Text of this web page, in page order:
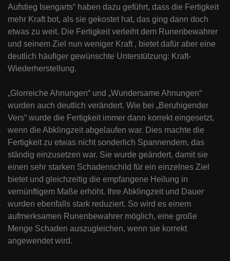
Aufstieg Isengarts“ haben dazu geführt, dass die Fertigkeit
mehr Kraft bot, als sie gekostet hat, das ging dann doch
etwas zu weit. Die Fertigkeit verleiht dem Runenbewahrer
und seinem Ziel nun weniger Kraft , bietet dafür aber eine
deutlich häufiger gewünschte Unterstützung: Kraft-
Wiederherstellung.
„Glorreiche Ahnungen“ und „Wundersame Ahnungen“
wurden auch deutlich verändert. Wie bei „Beruhigender
Vers“ wurde die Fertigkeit immer dann korrekt eingesetzt,
wenn die Abklingzeit abgelaufen war. Dies machte die
Fertigkeit zu etwas nicht sonderlich Spannendem, das
ständig einzusetzen war. Sie wurde geändert, damit sie
einen sehr starken Schadenschild für ein einzelnes Ziel
bietet und gleichzeitig die empfangene Heilung in
vernünftigem Maße erhöht. Ihre Abklingzeit und Dauer
wurden ebenfalls stark reduziert. So wird es einem
aufmerksamen Runenbewahrer möglich, eine große
Menge Schaden auszugleichen, wenn sie korrekt
angewendet wird.